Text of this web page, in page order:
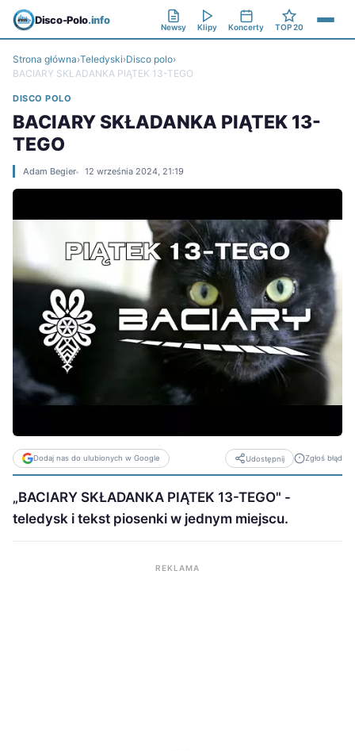
Disco-Polo.info
Newsy Klipy Koncerty TOP 20
Strona główna›Teledyski›Disco polo›
BACIARY SKŁADANKA PIĄTEK 13-TEGO
DISCO POLO
BACIARY SKŁADANKA PIĄTEK 13-
TEGO
Adam Begier 12 września 2024, 21:19
Dodaj nas do ulubionych w Google Udostępnij Zgłoś błąd
„BACIARY SKŁADANKA PIĄTEK 13-TEGO" -
teledysk i tekst piosenki w jednym miejscu.
REKLAMA